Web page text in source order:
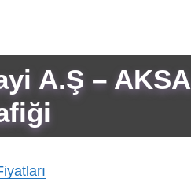
A.Ş – AKSA